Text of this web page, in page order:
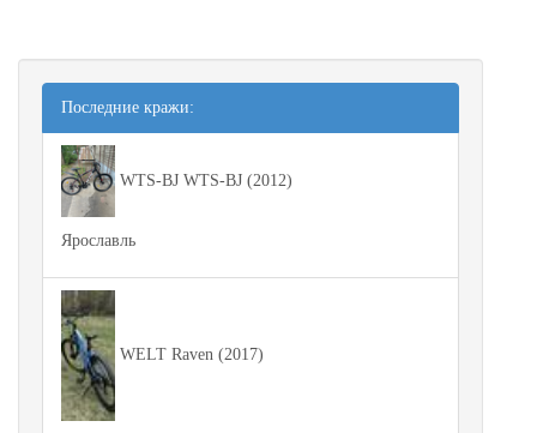
Последние кражи:
WTS-BJ WTS-BJ (2012)
Ярославль
WELT Raven (2017)